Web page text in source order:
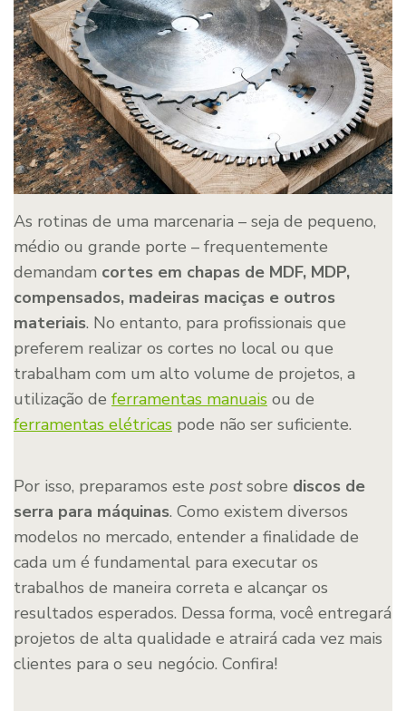
As rotinas de uma marcenaria – seja de pequeno,
médio ou grande porte – frequentemente
demandam cortes em chapas de MDF, MDP,
compensados, madeiras maciças e outros
materiais. No entanto, para profissionais que
preferem realizar os cortes no local ou que
trabalham com um alto volume de projetos, a
utilização de ferramentas manuais ou de
ferramentas elétricas pode não ser suficiente.
Por isso, preparamos este postsobre discos de
serra para máquinas. Como existem diversos
modelos no mercado, entender a finalidade de
cada um é fundamental para executar os
trabalhos de maneira correta e alcançar os
resultados esperados. Dessa forma, você entregará
projetos de alta qualidade e atrairá cada vez mais
clientes para o seu negócio. Confira!